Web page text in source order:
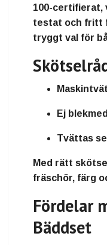
100-certifierat,
testat och fritt
tryggt val för
Ej
Tvättas
Med rätt
fräschör, färg
Fördelar
Bäddset